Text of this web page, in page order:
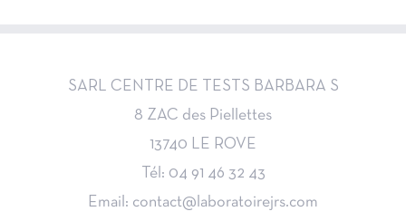
SARL CENTRE DE TESTS BARBARA S
8 ZAC des Piellettes
13740 LE ROVE
Tél: 04 91 46 32 43
Email: contact@laboratoirejrs.com